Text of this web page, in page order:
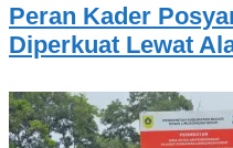
Peran Kader
Diperkuat Lewat